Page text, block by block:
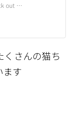
Welcome back to Instagram. Sign in to check out what your friends, family & interests have been capturing & sharing around the world.
くさんの猫ち
ます